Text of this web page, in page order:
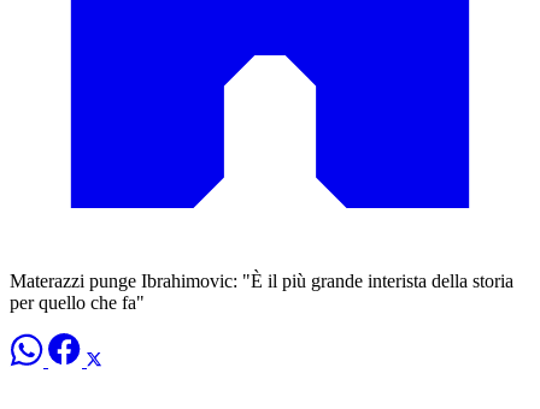
Materazzi punge Ibrahimovic: "È il più grande interista della storia
per quello che fa"